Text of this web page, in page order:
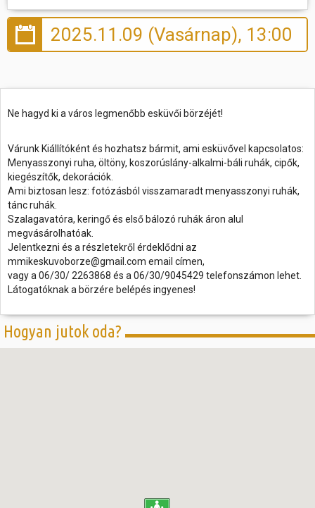
2025.11.09 (Vasárnap), 13:00
Ne hagyd ki a város legmenőbb esküvői börzéjét!
Várunk Kiállítóként és hozhatsz bármit, ami esküvővel kapcsolatos:
Menyasszonyi ruha, öltöny, koszorúslány-alkalmi-báli ruhák, cipők,
kiegészítők, dekorációk.
Ami biztosan lesz: fotózásból visszamaradt menyasszonyi ruhák,
tánc ruhák.
Szalagavatóra, keringő és első bálozó ruhák áron alul
megvásárolhatóak.
Jelentkezni és a részletekről érdeklődni az
mmikeskuvoborze@gmail.com email címen,
vagy a 06/30/ 2263868 és a 06/30/9045429 telefonszámon lehet.
Látogatóknak a börzére belépés ingyenes!
Hogyan jutok oda?